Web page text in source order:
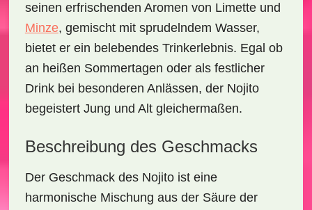
seinen erfrischenden Aromen von Limetteund
Minze, gemischt mit sprudelndem Wasser,
bietet er ein belebendes Trinkerlebnis. Egal ob
an heißen Sommertagen oder als festlicher
Drink bei besonderen Anlässen, der Nojito
begeistert Jung und Alt gleichermaßen.
Beschreibung des Geschmacks
Der Geschmack des Nojito ist eine
harmonische Mischung aus der Säure der